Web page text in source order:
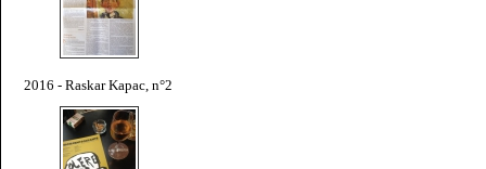
2016 - Raskar Kapac, n°2